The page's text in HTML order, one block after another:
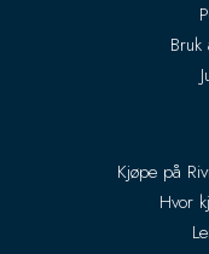
Kjøpe på
Hvor